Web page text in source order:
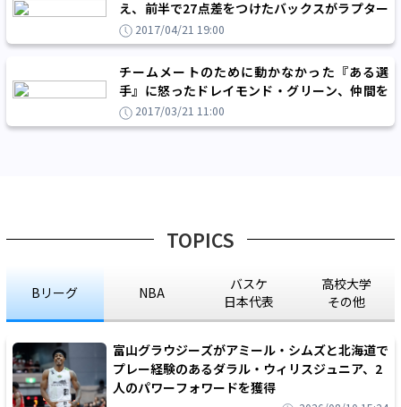
え、前半で27点差をつけたバックスがラプター
ズを圧倒
2017/04/21 19:00
チームメートのために動かなかった『ある選
手』に怒ったドレイモンド・グリーン、仲間を
守る自らの『作法』を行動で示す
2017/03/21 11:00
TOPICS
Bリーグ NBA
バスケ
日本代表
高校大学
その他
富山グラウジーズがアミール・シムズと北海道で
プレー経験のあるダラル・ウィリスジュニア、2
人のパワーフォワードを獲得